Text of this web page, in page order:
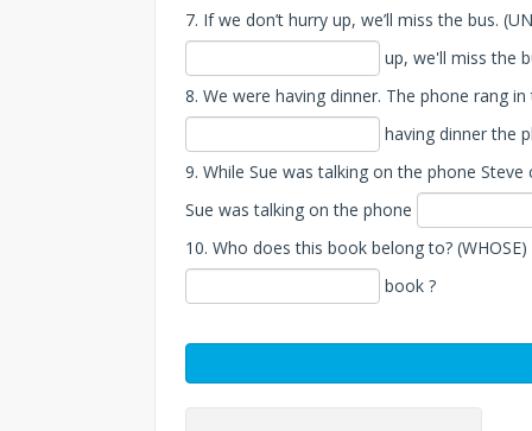
7. If we don’t hurry up, we’ll miss the bus.
up, we'll miss the
8. We were having dinner. The phone rang
having dinner the
9. While Sue was talking on the phone
Sue was talking on the phone
10. Who does this book belong to? (WHOSE)
book ?